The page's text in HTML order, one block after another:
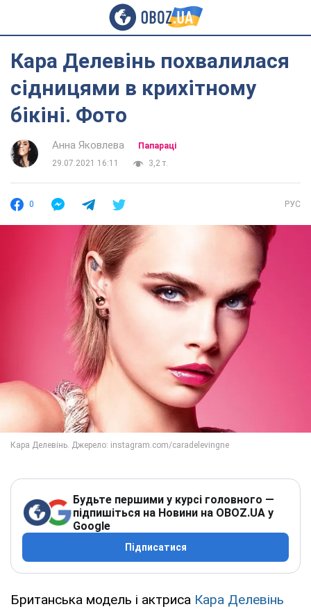
Кара Делевінь похвалилася
сідницями в крихітному
бікіні. Фото
Анна Яковлева
Папараці
29.07.2021 16:11
3,2 т.
0 РУС
Будьте першими у курсі головного —
підпишіться на Новини на OBOZ.UA у
Google
Підписатися
Британська модель і актриса Кара Делевінь